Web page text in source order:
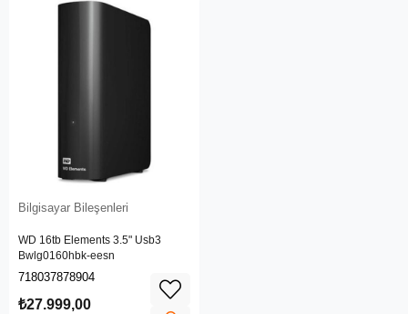
Bilgisayar Bileşenleri
WD 16tb Elements 3.5" Usb3
Bwlg0160hbk-eesn
718037878904
₺27.999,00